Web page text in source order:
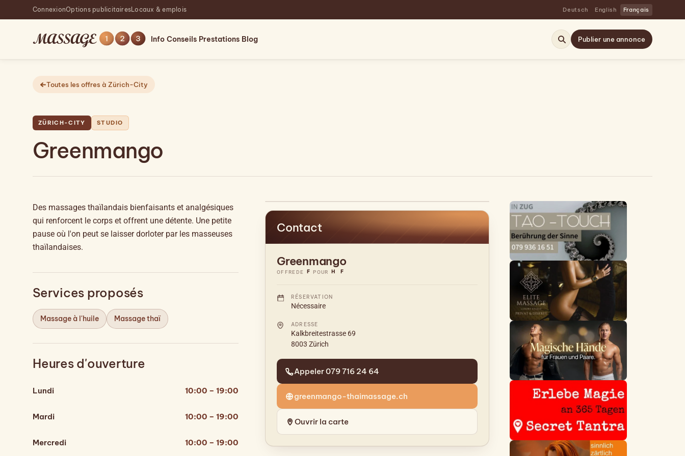
ConnexionOptions publicitairesLocaux & emplois Deutsch English Français
Info Conseils Prestations Blog Publier une annonce
Toutes les offres à Zürich-City
ZÜRICH-CITY STUDIO
Greenmango
Des massages thaïlandais bienfaisants et analgésiques
qui renforcent le corps et offrent une détente. Une petite
pause où l'on peut se laisser dorloter par les masseuses
thaïlandaises.
Services proposés
Massage à l'huile Massage thaï
Heures d'ouverture
Lundi 10:00 – 19:00
Mardi 10:00 – 19:00
Mercredi 10:00 – 19:00
Contact
Greenmango
OFFRE DE F POUR H F
RÉSERVATION
Nécessaire
ADRESSE
Kalkbreitestrasse 69
8003 Zürich
Appeler 079 716 24 64
greenmango-thaimassage.ch
Ouvrir la carte